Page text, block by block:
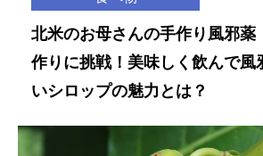
北米のお母さんの手作り風邪薬
作りに挑戦！美味しく飲んで風
いシロップの魅力とは？